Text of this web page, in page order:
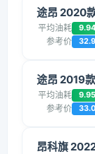
途昂 2020
平均油耗 9.94
参考价
途昂 2019
平均油耗 9.95
参考价
昂科旗